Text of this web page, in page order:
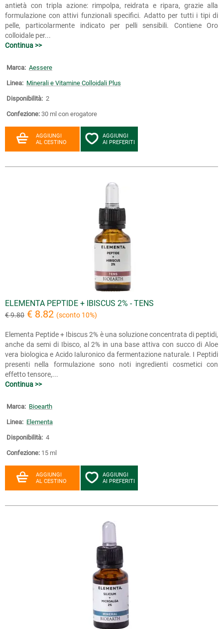
antietà con tripla azione: rimpolpa, reidrata e ripara, grazie alla
formulazione con attivi funzionali specifici. Adatto per tutti i tipi di
pelle, particolarmente indicato per pelli sensibili. Contiene Oro
colloidale per...
Continua >>
Marca: Aessere
Linea: Minerali e Vitamine Colloidali Plus
Disponibilità: 2
Confezione: 30 ml con erogatore
AGGIUNGI
AL CESTINO
AGGIUNGI
AI PREFERITI
ELEMENTA PEPTIDE + IBISCUS 2% - TENS
€ 9.80 € 8.82 (sconto 10%)
Elementa Peptide + Ibiscus 2% è una soluzione concentrata di peptidi,
anche da semi di Ibisco, al 2% in una base attiva con succo di Aloe
vera biologica e Acido Ialuronico da fermentazione naturale. I Peptidi
presenti nella formulazione sono noti ingredienti cosmetici con
effetto tensore,...
Continua >>
Marca: Bioearth
Linea: Elementa
Disponibilità: 4
Confezione: 15 ml
AGGIUNGI
AL CESTINO
AGGIUNGI
AI PREFERITI